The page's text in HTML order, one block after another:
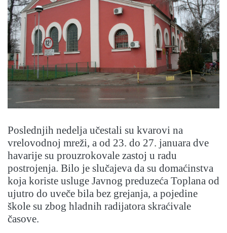
Poslednjih nedelja učestali su kvarovi na
vrelovodnoj mreži, a od 23. do 27. januara dve
havarije su prouzrokovale zastoj u radu
postrojenja. Bilo je slučajeva da su domaćinstva
koja koriste usluge Javnog preduzeća Toplana od
ujutro do uveče bila bez grejanja, a pojedine
škole su zbog hladnih radijatora skraćivale
časove.